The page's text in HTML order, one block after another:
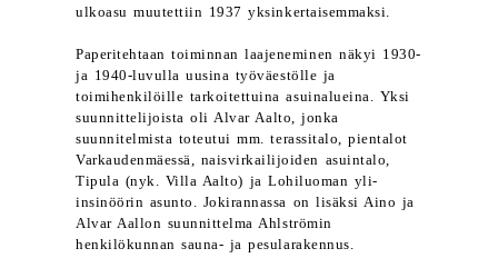
ulkoasu muutettiin 1937 yksinkertaisemmaksi.
Paperitehtaan toiminnan laajeneminen näkyi 1930-
ja 1940-luvulla uusina työväestölle ja
toimihenkilöille tarkoitettuina asuinalueina. Yksi
suunnittelijoista oli Alvar Aalto, jonka
suunnitelmista toteutui mm. terassitalo, pientalot
Varkaudenmäessä, naisvirkailijoiden asuintalo,
Tipula (nyk. Villa Aalto) ja Lohiluoman yli-
insinöörin asunto. Jokirannassa on lisäksi Aino ja
Alvar Aallon suunnittelma Ahlströmin
henkilökunnan sauna- ja pesularakennus.